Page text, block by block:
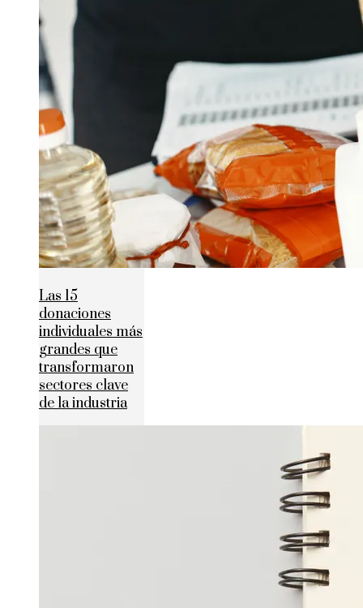
Las 15
donaciones
individuales más
grandes que
transformaron
sectores clave
de la industria